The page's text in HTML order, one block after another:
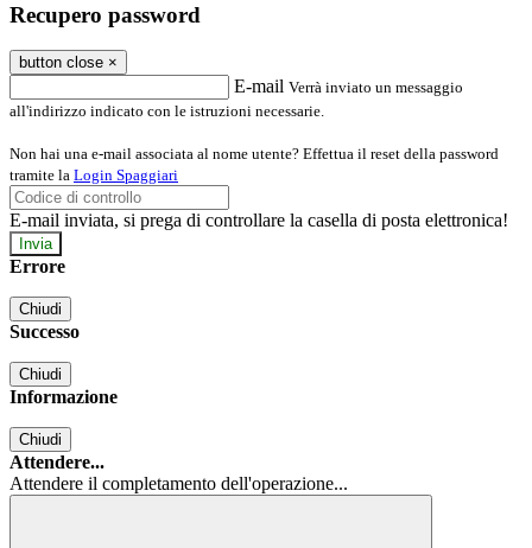
Recupero password
button close ×
E-mail Verrà inviato un messaggio
all'indirizzo indicato con le istruzioni necessarie.
Non hai una e-mail associata al nome utente? Effettua il reset della password
tramite la Login Spaggiari
E-mail inviata, si prega di controllare la casella di posta elettronica!
Errore
Chiudi
Successo
Chiudi
Informazione
Chiudi
Attendere...
Attendere il completamento dell'operazione...